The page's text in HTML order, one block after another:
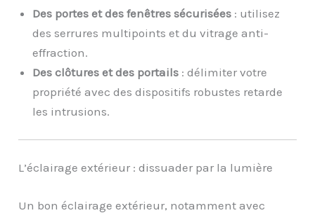
Des portes et des fenêtres sécurisées : utilisez
des serrures multipoints et du vitrage anti-
effraction.
Des clôtures et des portails : délimiter votre
propriété avec des dispositifs robustes retarde
les intrusions.
L’éclairage extérieur : dissuader par la lumière
Un bon éclairage extérieur, notamment avec